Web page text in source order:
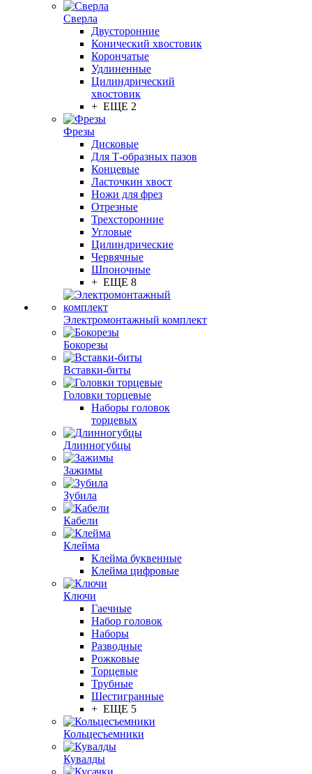
Сверла
Двусторонние
Конический хвостовик
Корончатые
Удлиненные
Цилиндрический
хвостовик
+ ЕЩЕ 2
Фрезы
Дисковые
Для Т-образных пазов
Концевые
Ласточкин хвост
Ножи для фрез
Отрезные
Трехсторонние
Угловые
Цилиндрические
Червячные
Шпоночные
+ ЕЩЕ 8
Электромонтажный комплект
Бокорезы
Вставки-биты
Головки торцевые
Наборы головок
торцевых
Длинногубцы
Зажимы
Зубила
Кабели
Клейма
Клейма буквенные
Клейма цифровые
Ключи
Гаечные
Набор головок
Наборы
Разводные
Рожковые
Торцевые
Трубные
Шестигранные
+ ЕЩЕ 5
Кольцесъемники
Кувалды